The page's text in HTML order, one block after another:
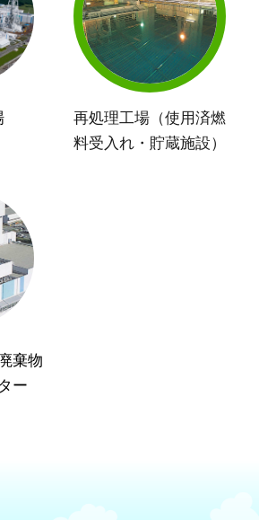
再処理工場（使用済燃
料受入れ・貯蔵施設）
棄物
ー